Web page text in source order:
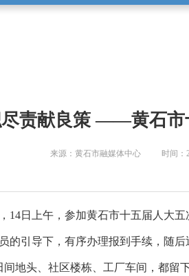
责献良策 ——黄石市
来源：黄石市融媒体中心 时间：
日上午，参加黄石市十五届人大
引导下，有序办理报到手续，随
地头、社区楼栋、工厂车间，都留